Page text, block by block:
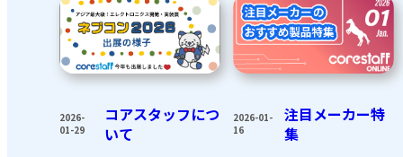
2026-
01-29
コアスタッフにつ
いて
2026-01-
16
注目メーカー特
集